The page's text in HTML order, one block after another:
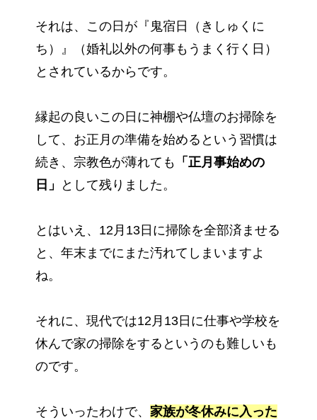
それは、この日が『鬼宿日（きしゅくに
ち）』（婚礼以外の何事もうまく行く日）
とされているからです。
縁起の良いこの日に神棚や仏壇のお掃除を
して、お正月の準備を始めるという習慣は
続き、宗教色が薄れても 「正月事始めの
日」
として残りました。
とはいえ、12月13日に掃除を全部済ませる
と、年末までにまた汚れてしまいますよ
ね。
それに、現代では12月13日に仕事や学校を
休んで家の掃除をするというのも難しいも
のです。
そういったわけで、 家族が冬休みに入った